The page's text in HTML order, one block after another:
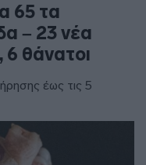
65 τα
– 23 νέα
θάνατοι
έως τις 5